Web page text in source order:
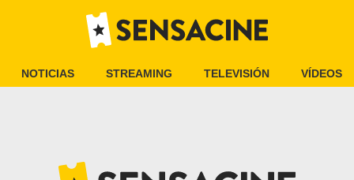
NOTICIAS STREAMING TELEVISIÓN VÍDEOS